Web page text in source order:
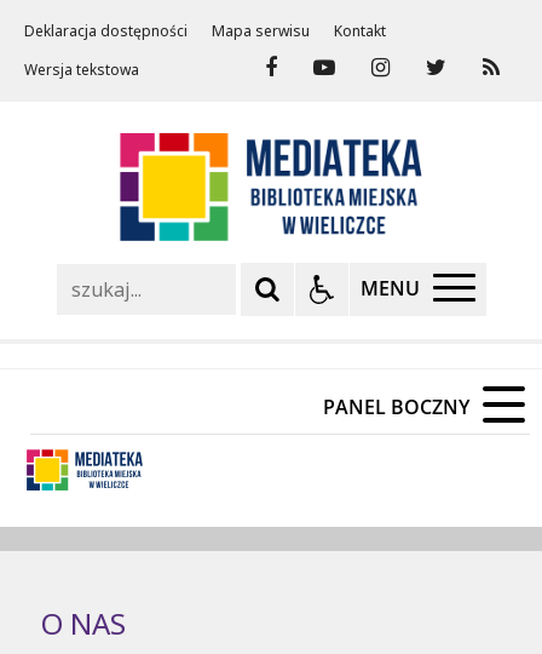
Deklaracja dostępności Mapa serwisu
Kontakt
Wersja tekstowa
MENU
PANEL BOCZNY
O NAS